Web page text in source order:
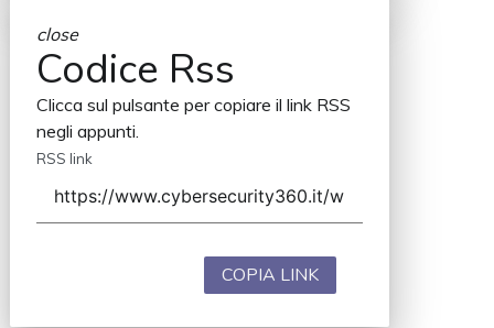
close
Codice Rss
Clicca sul pulsante per copiare il link RSS
negli appunti.
RSS link
COPIA LINK